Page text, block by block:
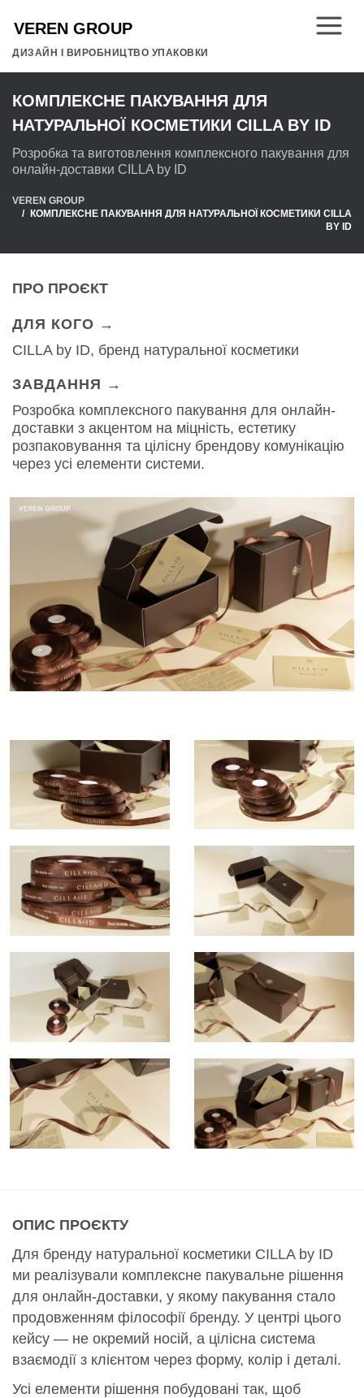
ДИЗАЙН І ВИРОБНИЦТВО УПАКОВКИ
КОМПЛЕКСНЕ ПАКУВАННЯ ДЛЯ
НАТУРАЛЬНОЇ КОСМЕТИКИ CILLA BY ID
Розробка та виготовлення комплексного пакування для
онлайн-доставки CILLA by ID
VEREN GROUP
КОМПЛЕКСНЕ ПАКУВАННЯ ДЛЯ НАТУРАЛЬНОЇ КОСМЕТИКИ CILLA
BY ID
ПРО ПРОЄКТ
ДЛЯ КОГО →
CILLA by ID, бренд натуральної косметики
ЗАВДАННЯ →
Розробка комплексного пакування для онлайн-
доставки з акцентом на міцність, естетику
розпаковування та цілісну брендову комунікацію
через усі елементи системи.
ОПИС ПРОЄКТУ
Для бренду натуральної косметики CILLA by ID
ми реалізували комплексне пакувальне рішення
для онлайн-доставки, у якому пакування стало
продовженням філософії бренду. У центрі цього
кейсу — не окремий носій, а цілісна система
взаємодії з клієнтом через форму, колір і деталі.
Усі елементи рішення побудовані так, щоб